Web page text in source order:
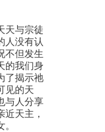
天与宗徒
人没有认
不但发生
的我们身
了揭示祂
见的天
与人分享
天主，